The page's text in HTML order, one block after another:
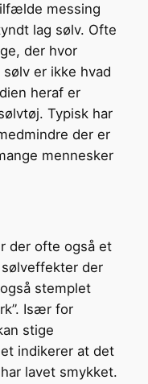
messing
lag sølv. Ofte
der hvor
er ikke hvad
heraf er
Typisk har
der er
mennesker
der ofte også et
der
stemplet
Især for
stige
indikerer at det
lavet smykket.